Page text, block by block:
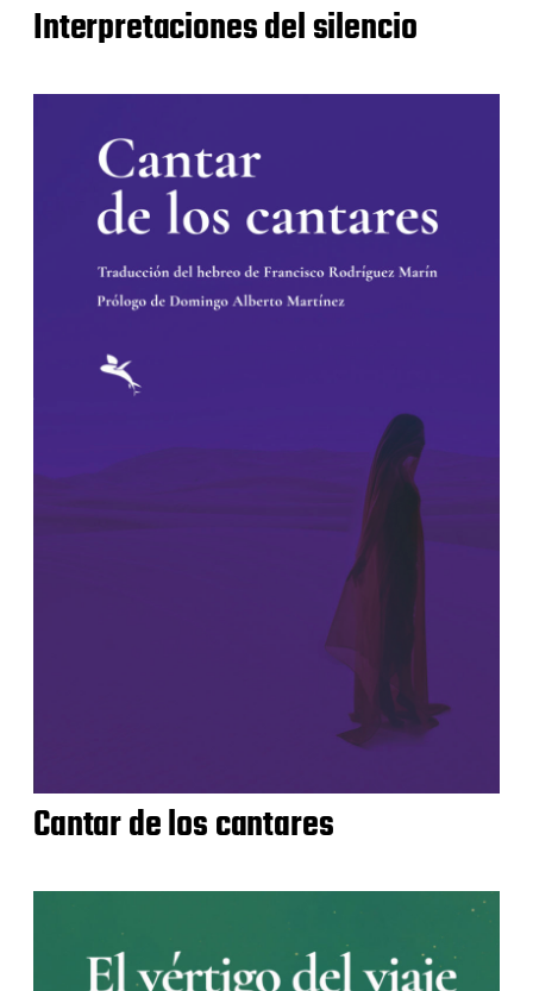
Interpretaciones del silencio
Cantar de los cantares